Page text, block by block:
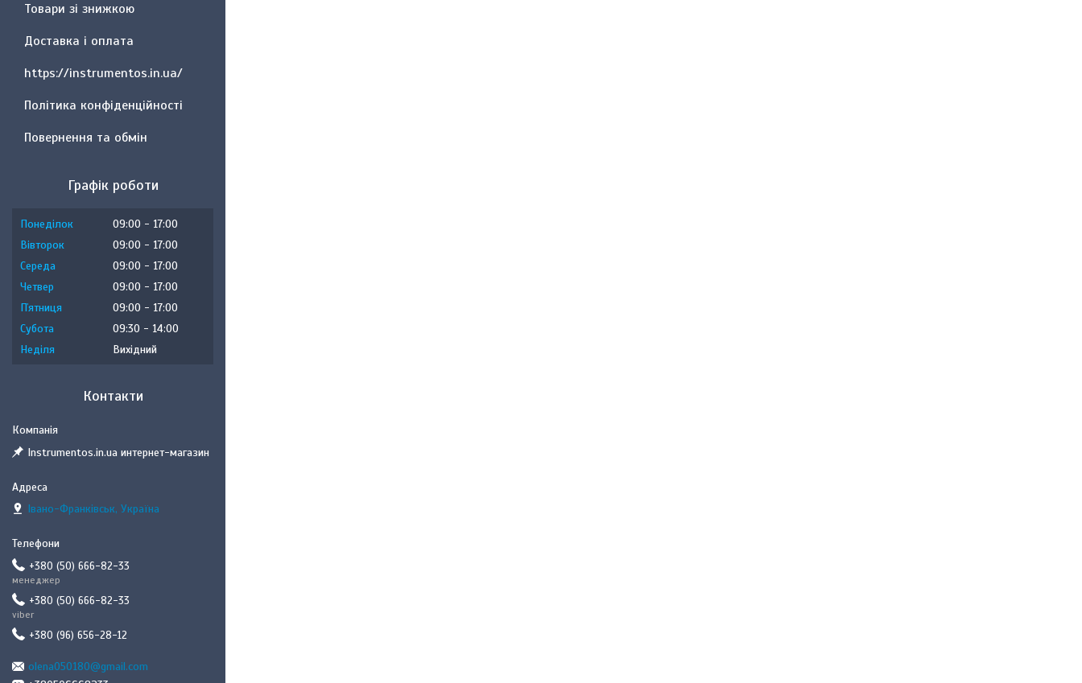
Товари зі знижкою
Доставка і оплата
https://instrumentos.in.ua/
Політика конфіденційності
Повернення та обмін
Графік роботи
Понеділок 09:00
17:00
Вівторок
09:00
17:00
Середа
09:00
17:00
Четвер
09:00
17:00
Пʼятниця
09:00
17:00
Субота
09:30
14:00
Неділя
Вихідний
Контакти
Instrumentos.in.ua интернет-магазин
Івано-Франківськ, Україна
+380 (50) 666-82-33
менеджер
+380 (50) 666-82-33
viber
+380 (96) 656-28-12
olena050180@gmail.com